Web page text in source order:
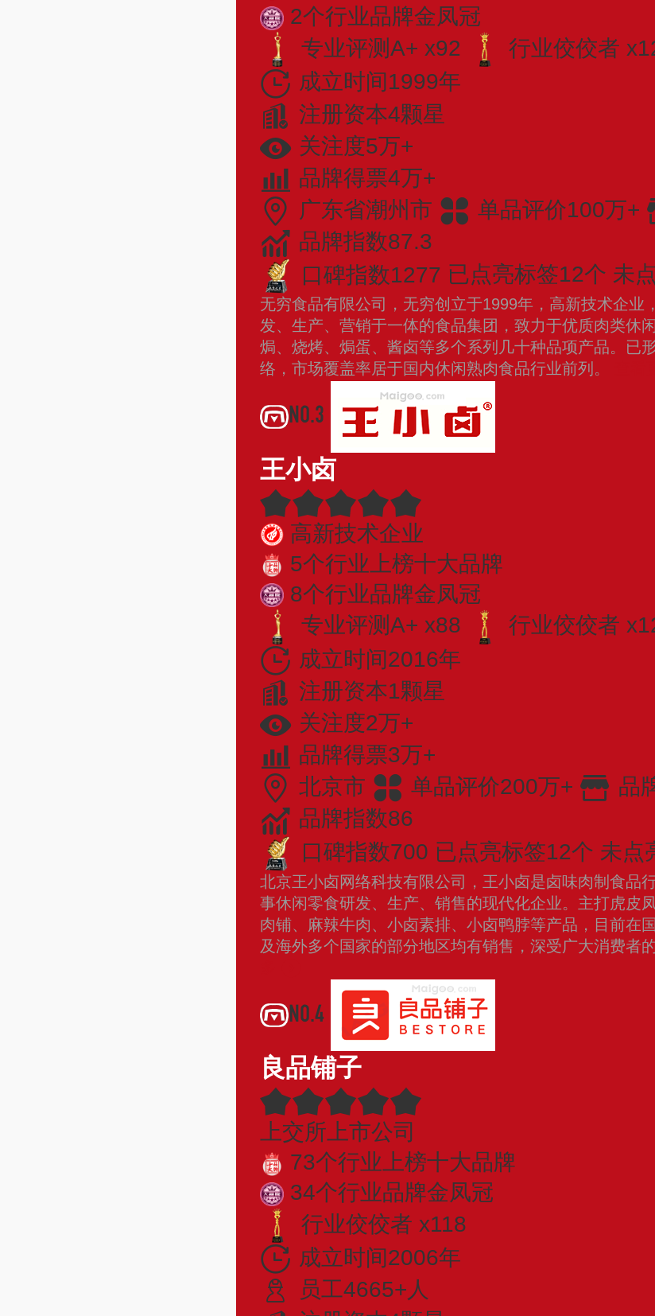
2个行业品牌金凤冠
专业评测A+ x92
行业佼佼者
成立时间1999年
注册资本4颗星
关注度5万+
品牌得票4万+
广东省潮州市
单品评价100万+
品牌指数87.3
口碑指数1277 已点亮标签12个 未
无穷食品有限公司，无穷创立于1999年，高新技术企业
发、生产、营销于一体的食品集团，致力于优质肉类休
焗、烧烤、焗蛋、酱卤等多个系列几十种品项产品。已
络，市场覆盖率居于国内休闲熟肉食品行业前列。
NO.3
王小卤
高新技术企业
5个行业上榜十大品牌
8个行业品牌金凤冠
专业评测A+ x88
行业佼佼者
成立时间2016年
注册资本1颗星
关注度2万+
品牌得票3万+
北京市
单品评价200万+
品
品牌指数86
口碑指数700 已点亮标签12个 未点
北京王小卤网络科技有限公司，王小卤是卤味肉制食品
事休闲零食研发、生产、销售的现代化企业。主打虎皮
肉铺、麻辣牛肉、小卤素排、小卤鸭脖等产品，目前在
及海外多个国家的部分地区均有销售，深受广大消费者
NO.4
良品铺子
上交所上市公司
73个行业上榜十大品牌
34个行业品牌金凤冠
行业佼佼者 x118
成立时间2006年
员工4665+人